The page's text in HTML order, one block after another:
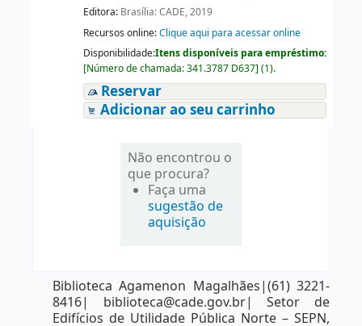
Editora: Brasília: CADE, 2019
Recursos online:Clique aqui para acessar online
Disponibilidade:Itens disponíveis para empréstimo:
[Número de chamada:341.3787 D637] (1).
Reservar
Adicionar ao seu carrinho
Não encontrou o
que procura?
Faça uma
sugestão de
aquisição
Biblioteca Agamenon Magalhães|(61) 3221-
8416| biblioteca@cade.gov.br| Setor de
Edifícios de Utilidade Pública Norte – SEPN,